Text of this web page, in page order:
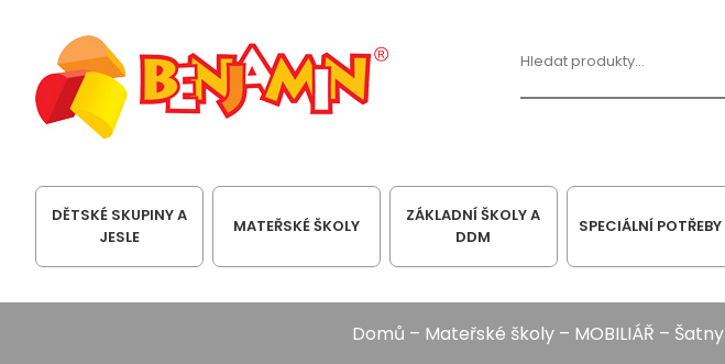
Hledat:
DĚTSKÉ SKUPINY A
JESLE
MATEŘSKÉ ŠKOLY
ZÁKLADNÍ ŠKOLY A
DDM
SPECIÁLNÍ POTŘEBY
Domů – Mateřské školy – MOBILIÁŘ – Šatny